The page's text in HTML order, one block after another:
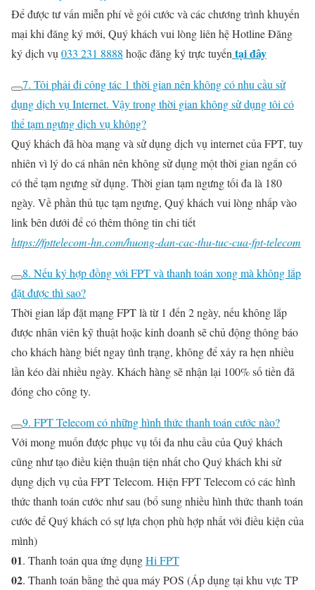
Để được tư vấn miễn phí về gói cước và các chương trình khuyến
mại khi đăng ký mới, Quý khách vui lòng liên hệ Hotline Đăng
ký dịch vụ 033 231 8888 hoặc đăng ký trực tuyến tại đây
7. Tôi phải đi công tác 1 thời gian nên không có nhu cầu sử
dụng dịch vụ Internet. Vậy trong thời gian không sử dụng tôi có
thể tạm ngưng dịch vụ không?
Quý khách đã hòa mạng và sử dụng dịch vụ internet của FPT, tuy
nhiên vì lý do cá nhân nên không sử dụng một thời gian ngắn có
có thể tạm ngưng sử dụng. Thời gian tạm ngưng tối đa là 180
ngày. Về phần thủ tục tạm ngưng, Quý khách vui lòng nhấp vào
link bên dưới để có thêm thông tin chi tiết
https://fpttelecom-hn.com/huong-dan-cac-thu-tuc-cua-fpt-telecom
8. Nếu ký hợp đồng với FPT và thanh toán xong mà không lắp
đặt được thì sao?
Thời gian lắp đặt mạng FPT là từ 1 đến 2 ngày, nếu không lắp
được nhân viên kỹ thuật hoặc kinh doanh sẽ chủ động thông báo
cho khách hàng biết ngay tình trạng, không để xảy ra hẹn nhiều
lần kéo dài nhiều ngày. Khách hàng sẽ nhận lại 100% số tiền đã
đóng cho công ty.
9. FPT Telecom có những hình thức thanh toán cước nào?
Với mong muốn được phục vụ tối đa nhu cầu của Quý khách
cũng như tạo điều kiện thuận tiện nhất cho Quý khách khi sử
dụng dịch vụ của FPT Telecom. Hiện FPT Telecom có các hình
thức thanh toán cước như sau (bổ sung nhiều hình thức thanh toán
cước để Quý khách có sự lựa chọn phù hợp nhất với điều kiện của
mình)
01. Thanh toán qua ứng dụngHi FPT
02. Thanh toán bằng thẻ qua máy POS (Áp dụng tại khu vực TP